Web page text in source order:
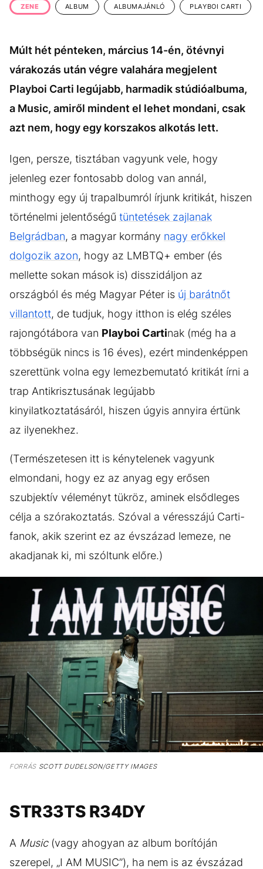
ZENE ALBUM ALBUMAJÁNLÓ PLAYBOI CARTI
Múlt hét pénteken, március 14-én, ötévnyi
várakozás után végre valahára megjelent
Playboi Carti legújabb, harmadik stúdióalbuma,
a Music, amiről mindent el lehet mondani, csak
azt nem, hogy egy korszakos alkotás lett.
Igen, persze, tisztában vagyunk vele, hogy
jelenleg ezer fontosabb dolog van annál,
minthogy egy új trapalbumról írjunk kritikát, hiszen
történelmi jelentőségű tüntetések zajlanak
Belgrádban, a magyar kormány nagy erőkkel
dolgozik azon, hogy az LMBTQ+ ember (és
mellette sokan mások is) disszidáljon az
országból és még Magyar Péter is új barátnőt
villantott, de tudjuk, hogy itthon is elég széles
rajongótábora van Playboi Cartinak (még ha a
többségük nincs is 16 éves), ezért mindenképpen
szerettünk volna egy lemezbemutató kritikát írni a
trap Antikrisztusának legújabb
kinyilatkoztatásáról, hiszen úgyis annyira értünk
az ilyenekhez.
(Természetesen itt is kénytelenek vagyunk
elmondani, hogy ez az anyag egy erősen
szubjektív véleményt tükröz, aminek elsődleges
célja a szórakoztatás. Szóval a véresszájú Carti-
fanok, akik szerint ez az évszázad lemeze, ne
akadjanak ki, mi szóltunk előre.)
FORRÁSSCOTT DUDELSON/GETTY IMAGES
STR33TS R34DY
A Music(vagy ahogyan az album borítóján
szerepel, „I AM MUSIC”), ha nem is az évszázad